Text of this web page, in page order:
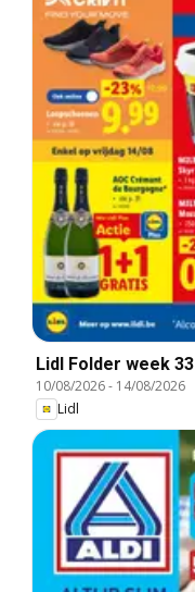
Lidl Folder week 33
10/08/2026- 14/08/2026
Lidl